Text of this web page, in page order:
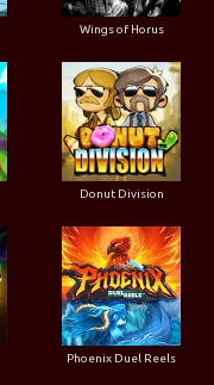
Wings of Horus
Donut Division
Phoenix Duel Reels